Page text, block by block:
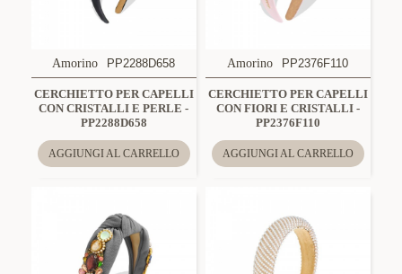
Amorino PP2288D658
CERCHIETTO PER CAPELLI
CON CRISTALLI E PERLE -
PP2288D658
AGGIUNGI AL CARRELLO
Amorino PP2376F110
CERCHIETTO PER CAPELLI
CON FIORI E CRISTALLI -
PP2376F110
AGGIUNGI AL CARRELLO